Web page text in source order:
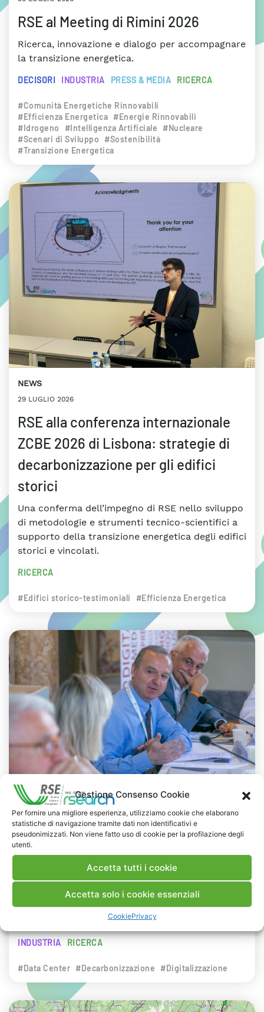
Gestione Consenso Cookie
Per fornire una migliore esperienza, utilizziamo cookie che elaborano
statistiche di navigazione tramite dati non identificativi e
pseudonimizzati. Non viene fatto uso di cookie per la profilazione degli
utenti.
Accetta tutti i cookie
Accetta solo i cookie essenziali
CookiePrivacy
RSE al Meeting di Rimini 2026
Ricerca, innovazione e dialogo per accompagnare
la transizione energetica.
DECISORI INDUSTRIA PRESS & MEDIA RICERCA
#Comunità Energetiche Rinnovabili
#Efficienza Energetica #Energie Rinnovabili
#Idrogeno
#Intelligenza Artificiale
#Nucleare
#Scenari di Sviluppo
#Sostenibilità
#Transizione Energetica
NEWS
29 LUGLIO 2026
RSE alla conferenza internazionale
ZCBE 2026 di Lisbona: strategie di
decarbonizzazione per gli edifici
storici
Una conferma dell’impegno di RSE nello sviluppo
di metodologie e strumenti tecnico-scientifici a
supporto della transizione energetica degli edifici
storici e vincolati.
RICERCA
#Edifici storico-testimoniali #Efficienza Energetica
NEWS
29 LUGLIO 2026
Presentazione del Rapporto Innov-E
RSE è intervenuta sul tema dell’innovazione
energetica nell’ambito del convegno targato I-
INDUSTRIA RICERCA
#Data Center #Decarbonizzazione #Digitalizzazione